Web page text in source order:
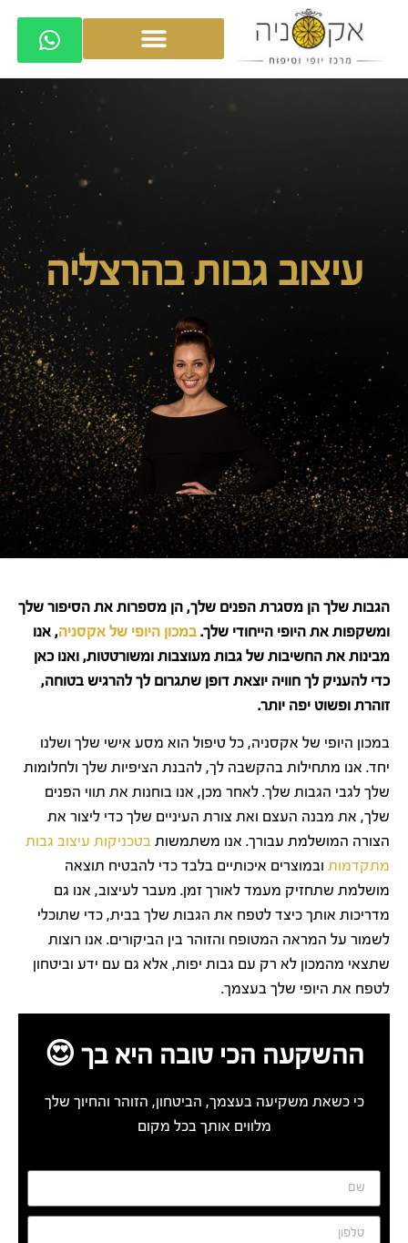
עיצוב גבות בהרצליה
הגבות שלך הן מסגרת הפנים שלך, הן מספרות את הסיפור שלך
ומשקפות את היופי הייחודי שלך. במכון היופי של אקסניה, אנו
מבינות את החשיבות של גבות מעוצבות ומשורטטות, ואנו כאן
כדי להעניק לך חוויה יוצאת דופן שתגרום לך להרגיש בטוחה,
זוהרת ופשוט יפה יותר.
במכון היופי של אקסניה, כל טיפול הוא מסע אישי שלך ושלנו
יחד. אנו מתחילות בהקשבה לך, להבנת הציפיות שלך ולחלומות
שלך לגבי הגבות שלך. לאחר מכן, אנו בוחנות את תווי הפנים
שלך, את מבנה העצם ואת צורת העיניים שלך כדי ליצור את
הצורה המושלמת עבורך. אנו משתמשות בטכניקות עיצוב גבות
מתקדמות ובמוצרים איכותיים בלבד כדי להבטיח תוצאה
מושלמת שתחזיק מעמד לאורך זמן. מעבר לעיצוב, אנו גם
מדריכות אותך כיצד לטפח את הגבות שלך בבית, כדי שתוכלי
לשמור על המראה המטופח והזוהר בין הביקורים. אנו רוצות
שתצאי מהמכון לא רק עם גבות יפות, אלא גם עם ידע וביטחון
לטפח את היופי שלך בעצמך.
ההשקעה הכי טובה היא בך 😍
כי כשאת משקיעה בעצמך, הביטחון, הזוהר והחיוך שלך
מלווים אותך בכל מקום